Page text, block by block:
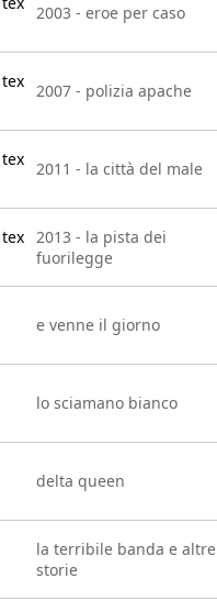
2003 - eroe per caso
2007 - polizia apache
2011 - la città del male
2013 - la pista dei
fuorilegge
e venne il giorno
lo sciamano bianco
delta queen
la terribile banda e altre
storie